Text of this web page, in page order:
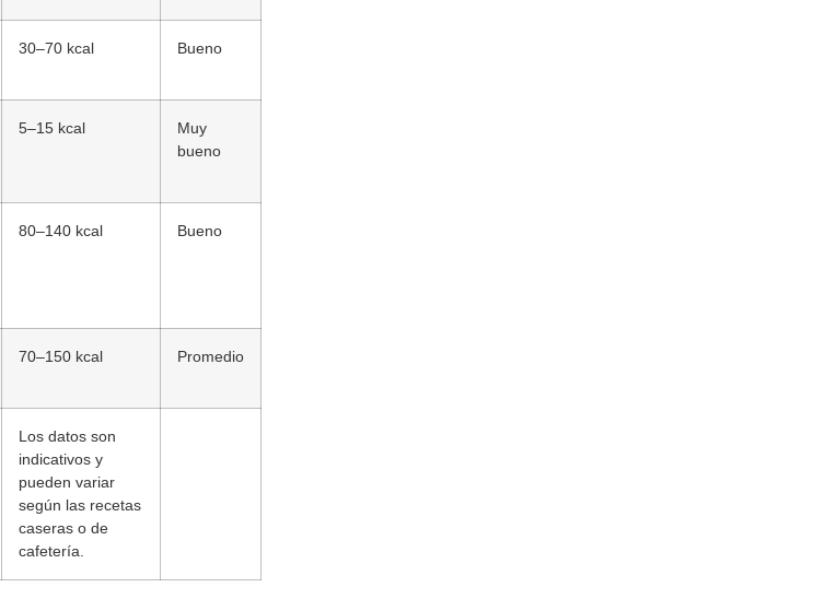
30–70 kcal Bueno
5–15 kcal
Muy
bueno
80–140 kcal Bueno
70–150 kcal Promedio
Los datos son
indicativos y
pueden variar
según las recetas
caseras o de
cafetería.